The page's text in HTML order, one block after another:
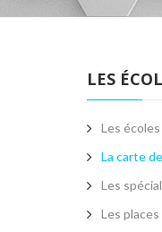
LES
Les écoles
La carte
Les
Les